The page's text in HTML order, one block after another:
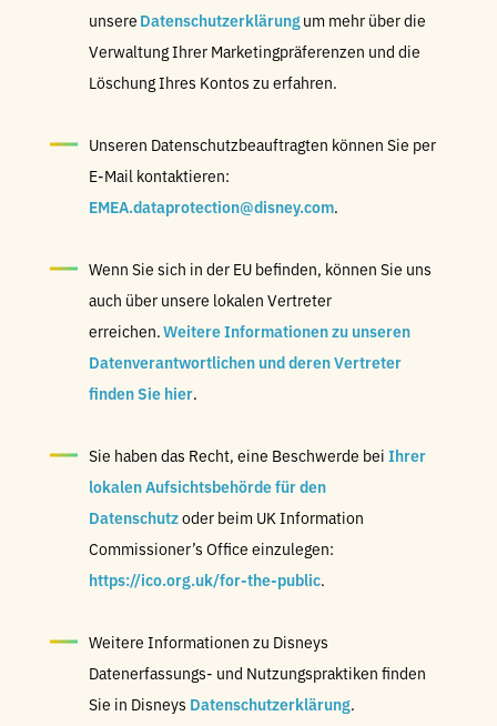
unsere Datenschutzerklärungum mehr über die
Verwaltung Ihrer Marketingpräferenzen und die
Löschung Ihres Kontos zu erfahren.
Unseren Datenschutzbeauftragten können Sie per
E-Mail kontaktieren:
EMEA.dataprotection@disney.com.
Wenn Sie sich in der EU befinden, können Sie uns
auch über unsere lokalen Vertreter
erreichen.Weitere Informationen zu unseren
Datenverantwortlichen und deren Vertreter
finden Sie hier.
Sie haben das Recht, eine Beschwerde bei Ihrer
lokalen Aufsichtsbehörde für den
Datenschutzoder beim UK Information
Commissioner’s Office einzulegen:
https://ico.org.uk/for-the-public.
Weitere Informationen zu Disneys
Datenerfassungs- und Nutzungspraktiken finden
Sie in Disneys Datenschutzerklärung.